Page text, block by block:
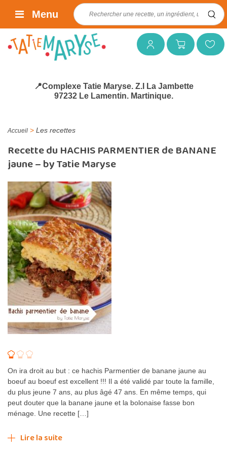
Mon compteMon panierMes favoris
Rechercher :
Menu
📍Complexe Tatie Maryse. Z.I La Jambette
97232 Le Lamentin. Martinique.
Accueil > Les recettes
Recette du HACHIS PARMENTIER de BANANE
jaune – by Tatie Maryse
On ira droit au but : ce hachis Parmentier de banane jaune au
boeuf au boeuf est excellent !!! Il a été validé par toute la famille,
du plus jeune 7 ans, au plus âgé 47 ans. En même temps, qui
peut douter que la banane jaune et la bolonaise fasse bon
ménage. Une recette […]
Lire la suite